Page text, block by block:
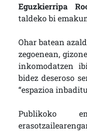
Eguzkierripa
taldeko bi
Ohar batean
zegoenean,
inkomodatzen
bidez deseroso
“espazioa
Publikoko